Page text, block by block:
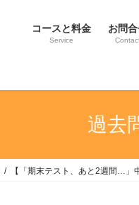
コースと料金
Service
お問
過去
【「期末テスト、あと2週間…」